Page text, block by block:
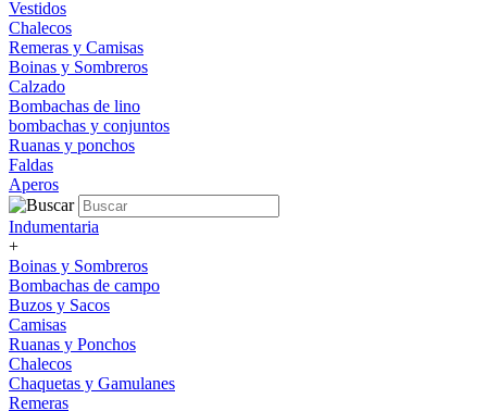
Vestidos
Chalecos
Remeras y Camisas
Boinas y Sombreros
Calzado
Bombachas de lino
bombachas y conjuntos
Ruanas y ponchos
Faldas
Aperos
Indumentaria
+
Boinas y Sombreros
Bombachas de campo
Buzos y Sacos
Camisas
Ruanas y Ponchos
Chalecos
Chaquetas y Gamulanes
Remeras